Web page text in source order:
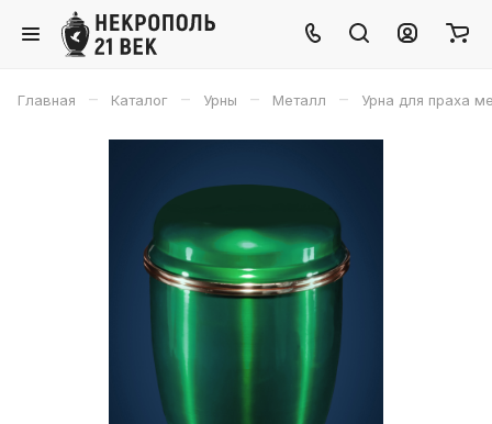
Главная – Каталог – Урны – Металл – Урна для праха